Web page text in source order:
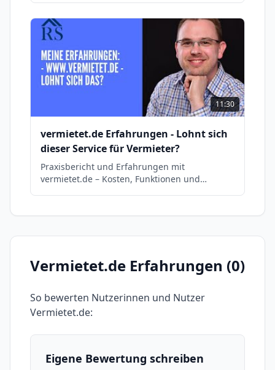
11:30
vermietet.de Erfahrungen - Lohnt sich
dieser Service für Vermieter?
Praxisbericht und Erfahrungen mit
vermietet.de – Kosten, Funktionen und
Vermietet.de Erfahrungen (0)
So bewerten Nutzerinnen und Nutzer
Vermietet.de:
Eigene Bewertung schreiben